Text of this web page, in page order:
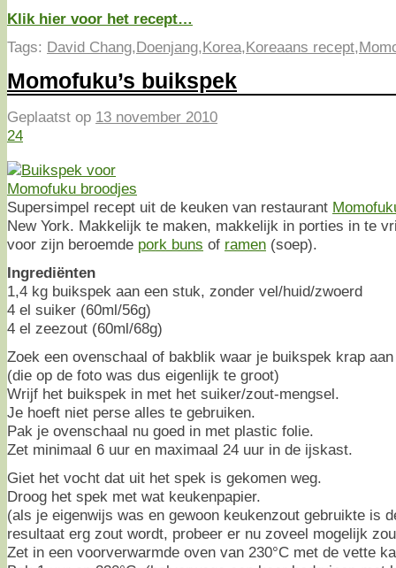
Klik hier voor het recept…
Tags: David Chang,Doenjang,Korea,Koreaans recept,
Momofuku’s buikspek
Geplaatst op 13 november 2010
24
Supersimpel recept uit de keuken van restaurant
New York. Makkelijk te maken, makkelijk in porties in te
voor zijn beroemde pork buns of ramen (soep).
Ingrediënten
1,4 kg buikspek aan een stuk, zonder vel/huid/zwoerd
4 el suiker (60ml/56g)
4 el zeezout (60ml/68g)
Zoek een ovenschaal of bakblik waar je buikspek krap
(die op de foto was dus eigenlijk te groot)
Wrijf het buikspek in met het suiker/zout-mengsel.
Je hoeft niet perse alles te gebruiken.
Pak je ovenschaal nu goed in met plastic folie.
Zet minimaal 6 uur en maximaal 24 uur in de ijskast.
Giet het vocht dat uit het spek is gekomen weg.
Droog het spek met wat keukenpapier.
(als je eigenwijs was en gewoon keukenzout gebruikte is
resultaat erg zout wordt, probeer er nu zoveel mogelijk
Zet in een voorverwarmde oven van 230°C met de vette